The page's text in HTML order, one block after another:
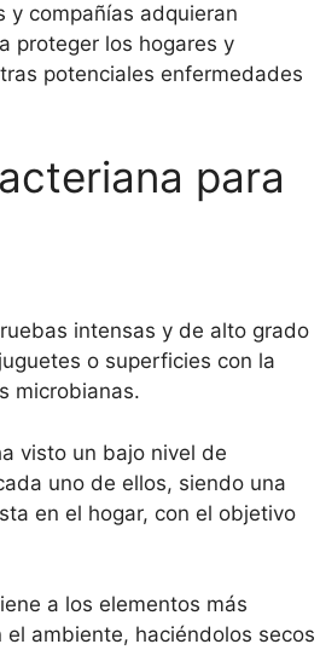
y compañías adquieran
proteger los hogares y
potenciales enfermedades
para
intensas y de alto grado
o superficies con la
microbianas.
visto un bajo nivel de
uno de ellos, siendo una
en el hogar, con el objetivo
a los elementos más
ambiente, haciéndolos secos